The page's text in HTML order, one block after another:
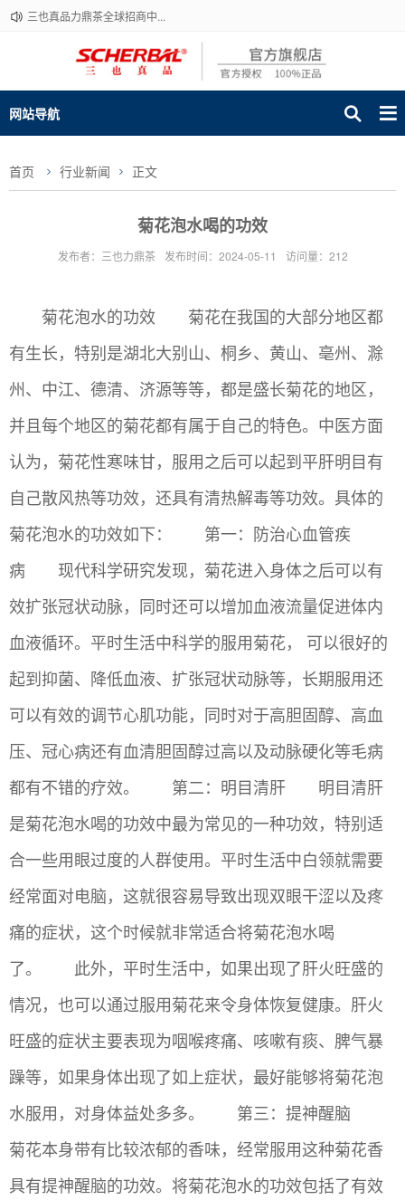
三也真品力鼎茶全球招商中...
网站导航
首页 行业新闻 正文
菊花泡水喝的功效
发布者：三也力鼎茶 发布时间：2024-05-11 访问量：212
菊花泡水的功效 菊花在我国的大部分地区都
有生长，特别是湖北大别山、桐乡、黄山、亳州、滁
州、中江、德清、济源等等，都是盛长菊花的地区，
并且每个地区的菊花都有属于自己的特色。中医方面
认为，菊花性寒味甘，服用之后可以起到平肝明目有
自己散风热等功效，还具有清热解毒等功效。具体的
菊花泡水的功效如下： 第一：防治心血管疾
病 现代科学研究发现，菊花进入身体之后可以有
效扩张冠状动脉，同时还可以增加血液流量促进体内
血液循环。平时生活中科学的服用菊花， 可以很好的
起到抑菌、降低血液、扩张冠状动脉等，长期服用还
可以有效的调节心肌功能，同时对于高胆固醇、高血
压、冠心病还有血清胆固醇过高以及动脉硬化等毛病
都有不错的疗效。 第二：明目清肝 明目清肝
是菊花泡水喝的功效中最为常见的一种功效，特别适
合一些用眼过度的人群使用。平时生活中白领就需要
经常面对电脑，这就很容易导致出现双眼干涩以及疼
痛的症状，这个时候就非常适合将菊花泡水喝
了。 此外，平时生活中，如果出现了肝火旺盛的
情况，也可以通过服用菊花来令身体恢复健康。肝火
旺盛的症状主要表现为咽喉疼痛、咳嗽有痰、脾气暴
躁等，如果身体出现了如上症状，最好能够将菊花泡
水服用，对身体益处多多。 第三：提神醒脑
菊花本身带有比较浓郁的香味，经常服用这种菊花香
具有提神醒脑的功效。将菊花泡水的功效包括了有效